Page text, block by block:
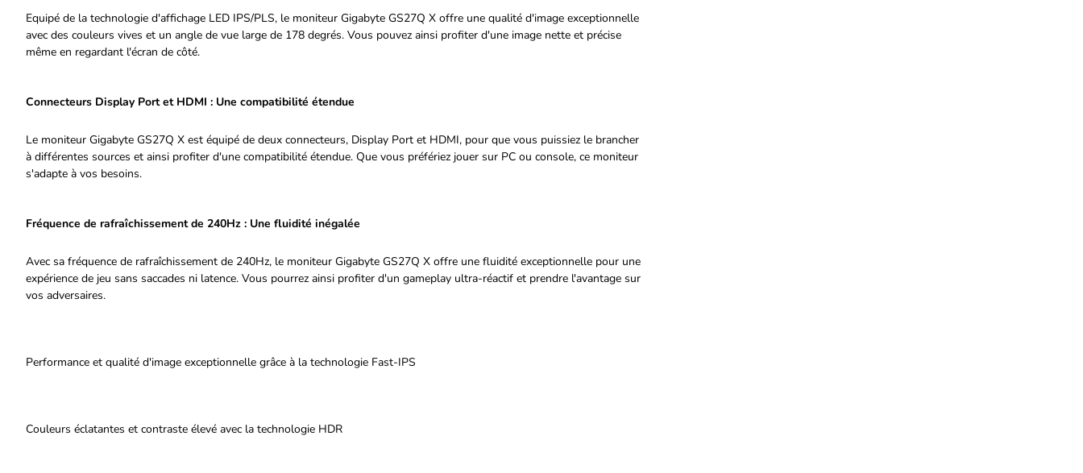
Equipé de la technologie d'affichage LED IPS/PLS, le moniteur Gigabyte GS27Q X offre une qualité d'image exceptionnelle
avec des couleurs vives et un angle de vue large de 178 degrés. Vous pouvez ainsi profiter d'une image nette et précise
même en regardant l'écran de côté.
Connecteurs Display Port et HDMI : Une compatibilité étendue
Le moniteur Gigabyte GS27Q X est équipé de deux connecteurs, Display Port et HDMI, pour que vous puissiez le brancher
à différentes sources et ainsi profiter d'une compatibilité étendue. Que vous préfériez jouer sur PC ou console, ce moniteur
s'adapte à vos besoins.
Fréquence de rafraîchissement de 240Hz : Une fluidité inégalée
Avec sa fréquence de rafraîchissement de 240Hz, le moniteur Gigabyte GS27Q X offre une fluidité exceptionnelle pour une
expérience de jeu sans saccades ni latence. Vous pourrez ainsi profiter d'un gameplay ultra-réactif et prendre l'avantage sur
vos adversaires.
Performance et qualité d'image exceptionnelle grâce à la technologie Fast-IPS
Couleurs éclatantes et contraste élevé avec la technologie HDR